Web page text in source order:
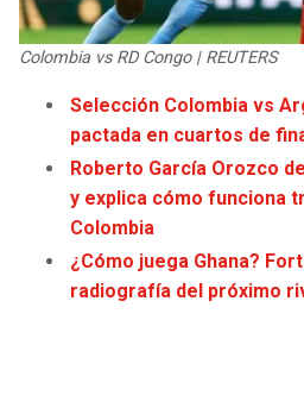
JAGUARS
TITANS
COWBOYS
GIANTS
EAGLES
WIZARDS
WARRIORS
CLIPPERS
LAKERS
SUNS
Colombia vs RD Congo | REUTERS
Selección Colombia vs
pactada en cuartos de
Roberto García Orozco
y explica cómo funciona
Colombia
¿Cómo juega Ghana?
radiografía del próximo